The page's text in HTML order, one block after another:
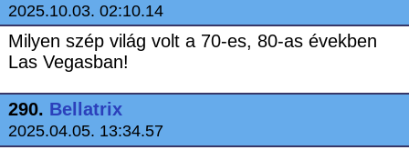
2025.10.03. 02:10.14
Milyen szép világ volt a 70-es, 80-as években
Las Vegasban!
290. Bellatrix
2025.04.05. 13:34.57